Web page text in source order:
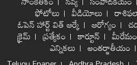
ఫోటోలు వీడియోలు
ఓపెన్ హార్ట్ విత్ ఆర్కే ఆరోగ్యం
క్రైమ్ ప్రత్యేకం కార్టూన్
ఎన్నికలు అంతర్జాతీయం